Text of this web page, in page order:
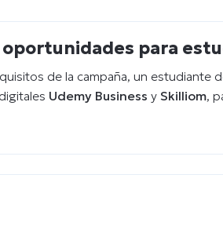
para
de la campaña, un estudiante
Udemy Business y Skilliom,